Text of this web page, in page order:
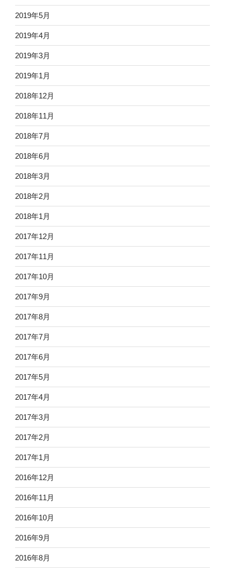
2019年5月
2019年4月
2019年3月
2019年1月
2018年12月
2018年11月
2018年7月
2018年6月
2018年3月
2018年2月
2018年1月
2017年12月
2017年11月
2017年10月
2017年9月
2017年8月
2017年7月
2017年6月
2017年5月
2017年4月
2017年3月
2017年2月
2017年1月
2016年12月
2016年11月
2016年10月
2016年9月
2016年8月